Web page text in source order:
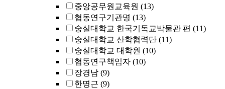
중앙공무원교육원 (13)
협동연구기관명 (13)
숭실대학교 한국기독교박물관 편 (11)
숭실대학교 산학협력단 (11)
숭실대학교 대학원 (10)
협동연구책임자 (10)
장경남 (9)
한명근 (9)